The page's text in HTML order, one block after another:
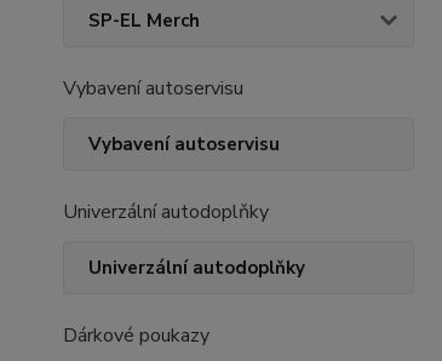
SP-EL Merch
Vybavení autoservisu
Vybavení autoservisu
Univerzální autodoplňky
Univerzální autodoplňky
Dárkové poukazy